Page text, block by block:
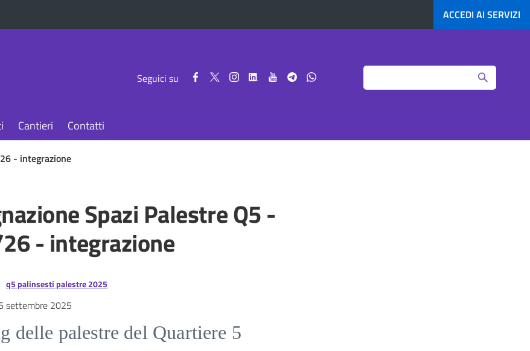
ACCEDI AI SERVIZI
Seguici su
Seguici SeguiciSeguici Seguici SeguiciSeguiciSeguici
Search
Cantieri Contatti
- integrazione
Spazi Palestre Q5 -
- integrazione
q5 palinsesti palestre 2025
settembre 2025
delle palestre del Quartiere 5